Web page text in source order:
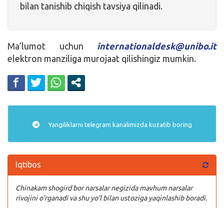
bilan tanishib chiqish tavsiya qilinadi.
Ma’lumot uchun internationaldesk@unibo.it
elektron manziliga murojaat qilishingiz mumkin.
Yangiliklarni telegram kanalimizda kuzatib boring
Iqtibos
Chinakam shogird bor narsalar negizida mavhum narsalar
rivojini o’rganadi va shu yo’l bilan ustoziga yaqinlashib boradi.